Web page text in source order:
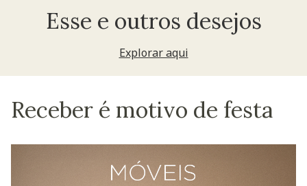
Esse e outros desejos
Explorar aqui
Receber é motivo de festa